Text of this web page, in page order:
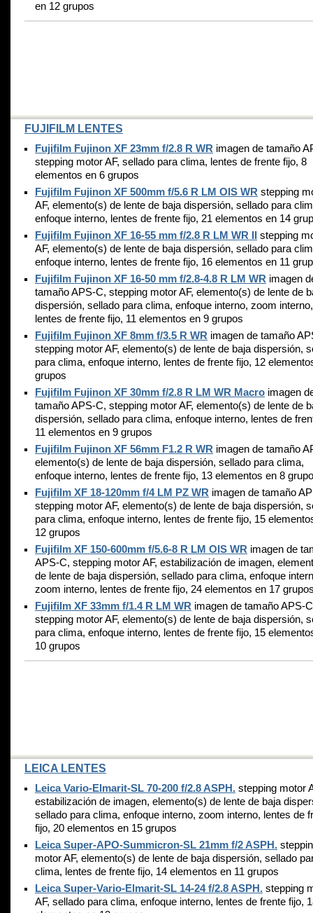
en 12 grupos
FUJIFILM LENTES
Fujifilm Fujinon XF 23mm f/2.8 R WR imagen de tamaño
stepping motor AF, sellado para clima, lentes de frente fijo, 8
elementos en 6 grupos
Fujifilm Fujinon XF 500mm f/5.6 R LM OIS WR stepping
AF, elemento(s) de lente de baja dispersión, sellado para
enfoque interno, lentes de frente fijo, 21 elementos en 14
Fujifilm Fujinon XF 16-55 mm f/2.8 R LM WR II
stepping
AF, elemento(s) de lente de baja dispersión, sellado para
enfoque interno, lentes de frente fijo, 16 elementos en 11
Fujifilm Fujinon XF 16-50 mm f/2.8-4.8 R LM WR imagen
tamaño APS-C, stepping motor AF, elemento(s) de lente de
dispersión, sellado para clima, enfoque interno, zoom interno,
lentes de frente fijo, 11 elementos en 9 grupos
Fujifilm Fujinon XF 8mm f/3.5 R WR imagen de tamaño
stepping motor AF, elemento(s) de lente de baja dispersión,
para clima, enfoque interno, lentes de frente fijo, 12
grupos
Fujifilm Fujinon XF 30mm f/2.8 R LM WR Macro imagen
tamaño APS-C, stepping motor AF, elemento(s) de lente de
dispersión, sellado para clima, enfoque interno, lentes de
11 elementos en 9 grupos
Fujifilm Fujinon XF 56mm F1.2 R WR imagen de tamaño
elemento(s) de lente de baja dispersión, sellado para clima,
enfoque interno, lentes de frente fijo, 13 elementos en 8
Fujifilm XF 18-120mm f/4 LM PZ WR imagen de tamaño
stepping motor AF, elemento(s) de lente de baja dispersión,
para clima, enfoque interno, lentes de frente fijo, 15
12 grupos
Fujifilm XF 150-600mm f/5.6-8 R LM OIS WR imagen de
APS-C, stepping motor AF, estabilización de imagen,
de lente de baja dispersión, sellado para clima, enfoque
zoom interno, lentes de frente fijo, 24 elementos en 17
Fujifilm XF 33mm f/1.4 R LM WR imagen de tamaño APS-
stepping motor AF, elemento(s) de lente de baja dispersión,
para clima, enfoque interno, lentes de frente fijo, 15
10 grupos
LEICA LENTES
Leica Vario-Elmarit-SL 70-200 f/2.8 ASPH. stepping motor
estabilización de imagen, elemento(s) de lente de baja
sellado para clima, enfoque interno, zoom interno, lentes de
fijo, 20 elementos en 15 grupos
Leica Super-APO-Summicron-SL 21mm f/2 ASPH.
motor AF, elemento(s) de lente de baja dispersión, sellado
clima, lentes de frente fijo, 14 elementos en 11 grupos
Leica Super-Vario-Elmarit-SL 14-24 f/2.8 ASPH. stepping
AF, sellado para clima, enfoque interno, lentes de frente fijo,